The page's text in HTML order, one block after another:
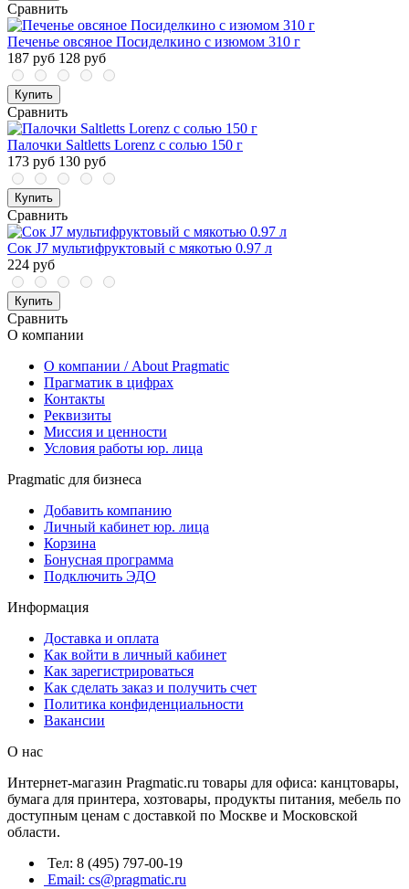
Сравнить
Печенье овсяное Посиделкино с изюмом 310 г
187 руб 128 руб
Купить
Сравнить
Палочки Saltletts Lorenz с солью 150 г
173 руб 130 руб
Купить
Сравнить
Сок J7 мультифруктовый с мякотью 0.97 л
224 руб
Купить
Сравнить
О компании
О компании / About Pragmatic
Прагматик в цифрах
Контакты
Реквизиты
Миссия и ценности
Условия работы юр. лица
Pragmatic для бизнеса
Добавить компанию
Личный кабинет юр. лица
Корзина
Бонусная программа
Подключить ЭДО
Информация
Доставка и оплата
Как войти в личный кабинет
Как зарегистрироваться
Как сделать заказ и получить счет
Политика конфиденциальности
Вакансии
О нас
Интернет-магазин Pragmatic.ru товары для офиса: канцтовары,
бумага для принтера, хозтовары, продукты питания, мебель по
доступным ценам с доставкой по Москве и Московской
области.
Тел: 8 (495) 797-00-19
Email: cs@pragmatic.ru